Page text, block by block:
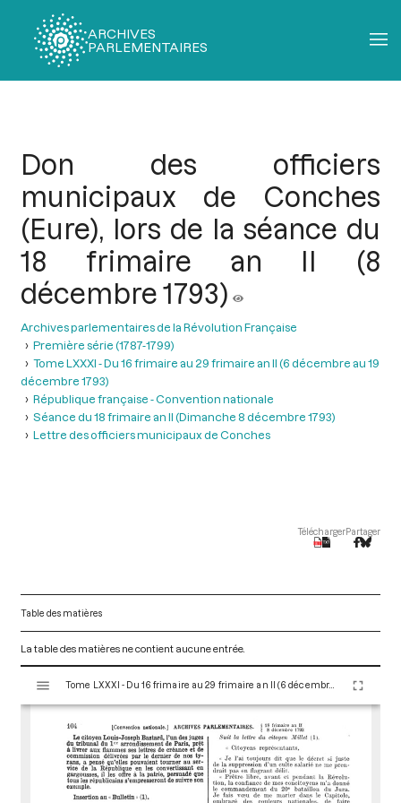
ARCHIVES
PARLEMENTAIRES
Don des officiers
municipaux de Conches
(Eure), lors de la séance du
18 frimaire an II (8
décembre 1793)
Archives parlementaires de la Révolution Française
Première série (1787-1799)
Tome LXXXI - Du 16 frimaire au 29 frimaire an II (6 décembre au 19
décembre 1793)
République française - Convention nationale
Séance du 18 frimaire an II (Dimanche 8 décembre 1793)
Lettre des officiers municipaux de Conches
TéléchargerPartager
Table des matières
La table des matières ne contient aucune entrée.
s
Tome LXXXI - Du 16 frimaire au 29 frimaire an II (6 décembre au 19 décembre 1793)